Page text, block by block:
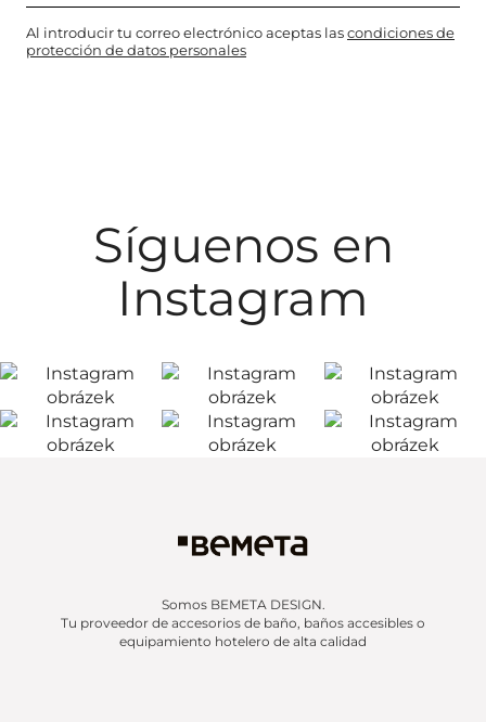
Al introducir tu correo electrónico aceptas lascondiciones de
protección de datos personales
Síguenos en
Instagram
Somos BEMETA DESIGN.
Tu proveedor de accesorios de baño, baños accesibles o
equipamiento hotelero de alta calidad